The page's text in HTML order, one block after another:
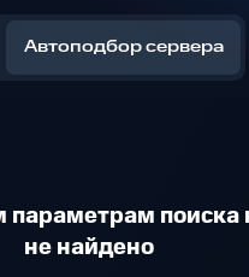
Автоподбор сервера
поиска
не найдено